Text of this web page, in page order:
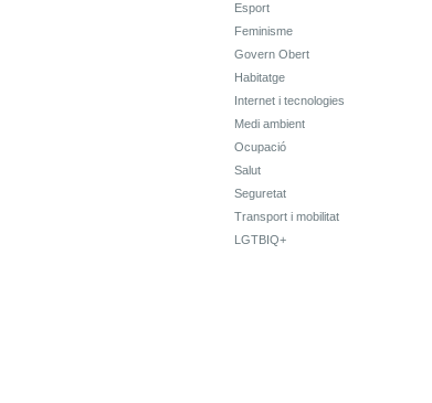
Esport
Feminisme
Govern Obert
Habitatge
Internet i tecnologies
Medi ambient
Ocupació
Salut
Seguretat
Transport i mobilitat
LGTBIQ+